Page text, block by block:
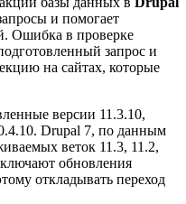
и помогает
Ошибка в проверке
запрос и
на сайтах, которые
версии 11.3.10,
Drupal 7, по данным
веток 11.3, 11.2,
обновления
откладывать переход